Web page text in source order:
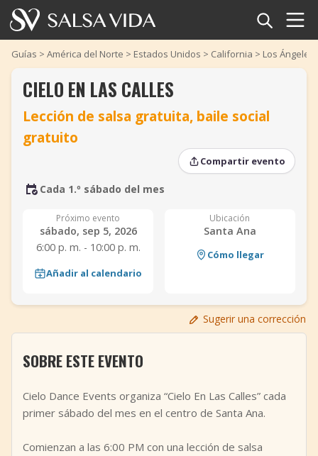
Inicio
Eventos
Noticias
Videos
Glosario
TuneTempo
+ Añadir evento
Guías > América del Norte > Estados Unidos > California > Los Ángeles
‹ ›
‹ ›
CIELO EN LAS CALLES
Lección de salsa gratuita, baile social
gratuito
Compartir evento
Cada 1.º sábado del mes
Próximo evento
sábado, sep 5, 2026
6:00 p. m. - 10:00 p. m.
Añadir al calendario
Ubicación
Santa Ana
Cómo llegar
Sugerir una corrección
SOBRE ESTE EVENTO
Cielo Dance Events organiza “Cielo En Las Calles” cada
primer sábado del mes en el centro de Santa Ana.
Comienzan a las 6:00 PM con una lección de salsa